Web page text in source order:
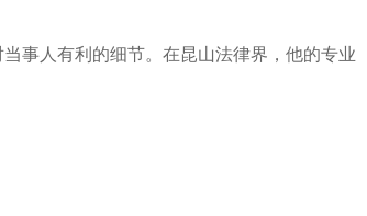
事人有利的细节。在昆山法律界，他的专业